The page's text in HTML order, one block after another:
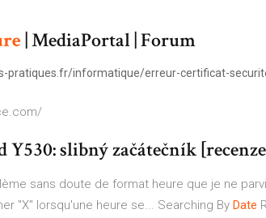
| MediaPortal | Forum
pratiques.fr/informatique/erreur-certificat-
Y530: slibný začátečník
sans doute de format heure que je ne
"X" lorsqu'une heure se... Searching By Date